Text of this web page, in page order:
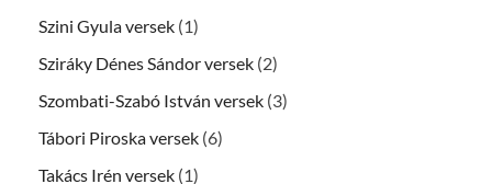
Szini Gyula versek (1)
Sziráky Dénes Sándor versek (2)
Szombati-Szabó István versek (3)
Tábori Piroska versek (6)
Takács Irén versek (1)